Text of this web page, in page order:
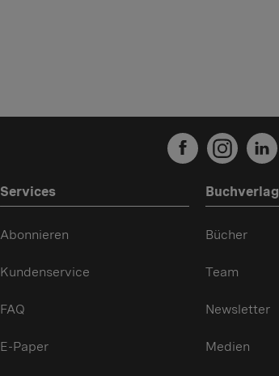
Services
Abonnieren
Kundenservice
FAQ
E-Paper
Buchverlag
Bücher
Team
Newsletter
Medien